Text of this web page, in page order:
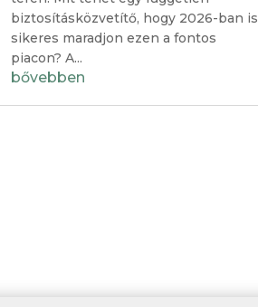
biztosításközvetítő, hogy 2026-ban is
sikeres maradjon ezen a fontos
piacon? A...
bővebben